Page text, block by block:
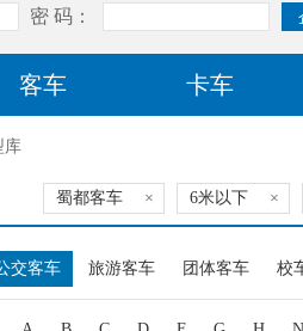
客车 卡车
库
蜀都客车 × 6米以下 ×
交客车 旅游客车 团体客车 校